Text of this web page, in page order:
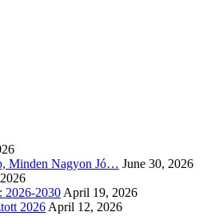
Minden Nagyon Jó… June 30, 2026
2026-2030 April 19, 2026
2026 April 12, 2026